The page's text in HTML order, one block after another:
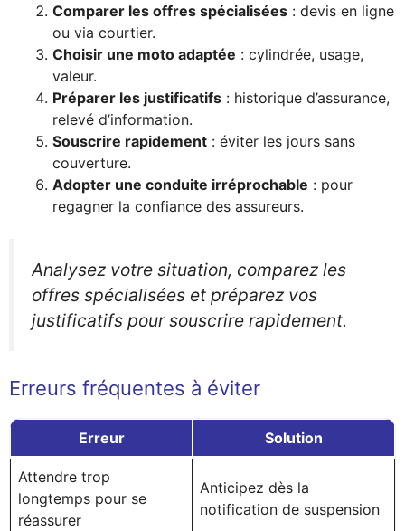
Comparer les offres spécialisées : devis en ligne
ou via courtier.
Choisir une moto adaptée : cylindrée, usage,
valeur.
Préparer les justificatifs : historique d’assurance,
relevé d’information.
Souscrire rapidement : éviter les jours sans
couverture.
Adopter une conduite irréprochable : pour
regagner la confiance des assureurs.
Analysez votre situation, comparez les
offres spécialisées et préparez vos
justificatifs pour souscrire rapidement.
Erreurs fréquentes à éviter
Erreur Solution
Attendre trop
longtemps pour se
réassurer
Anticipez dès la
notification de suspension